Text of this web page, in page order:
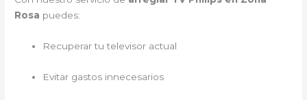
Rosa puedes:
Recuperar tu televisor actual
Evitar gastos innecesarios